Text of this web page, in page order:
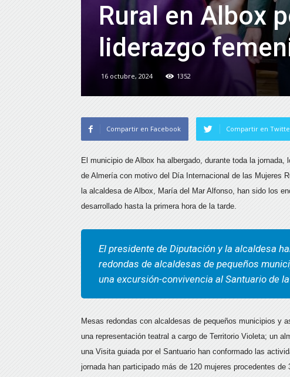
Rural en Albox
liderazgo
16 octubre, 2024 1352
Compartir en Facebook Compartir en
El municipio de Albox ha albergado, durante toda la
de Almería con motivo del Día Internacional de las Mujeres
la alcaldesa de Albox, María del Mar Alfonso, han sido los
desarrollado hasta la primera hora de la tarde.
El presidente de Diputación y la alcaldesa
redondas de alcaldesas de pequeños
una excursión-convivencia al Santuario de
Mesas redondas con alcaldesas de pequeños municipios y
una representación teatral a cargo de Territorio Violeta; un
una Visita guiada por el Santuario han conformado las
jornada han participado más de 120 mujeres procedentes